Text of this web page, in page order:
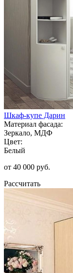
Шкаф-купе Дарин
Материал фасада:
Зеркало, МДФ
Цвет:
Белый
от 40 000 руб.
Рассчитать